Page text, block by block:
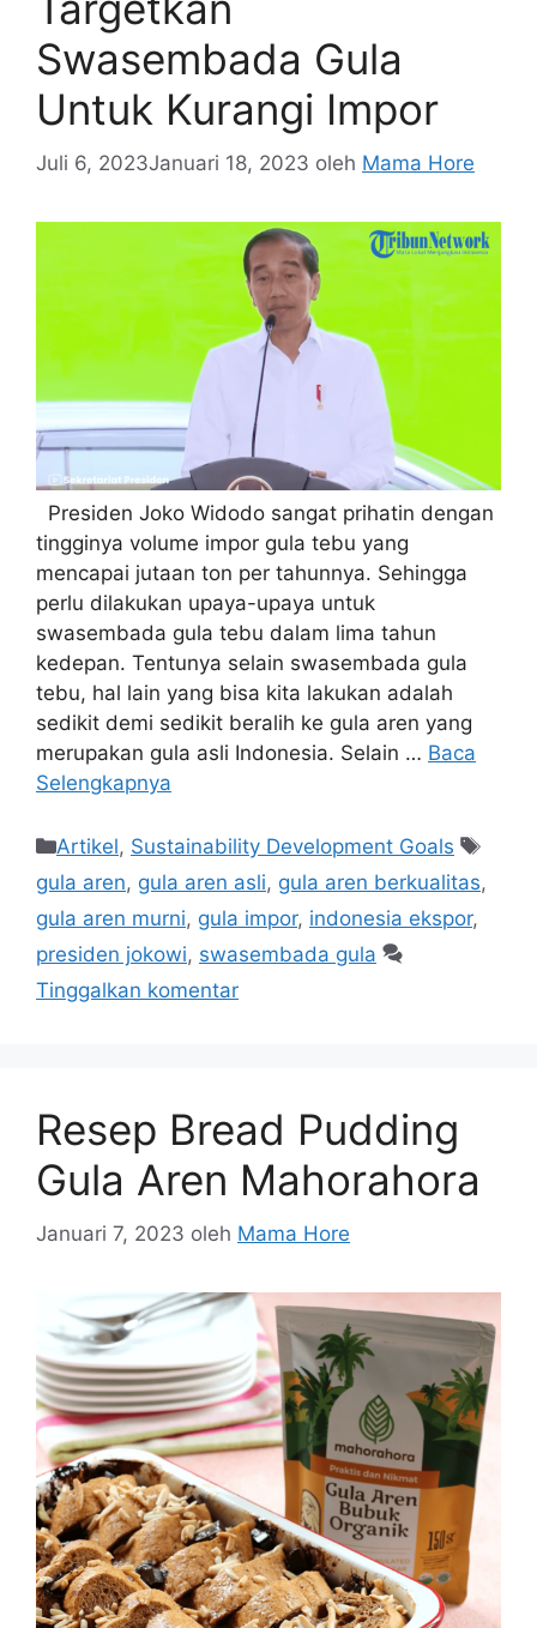
Swasembada Gula
Untuk Kurangi Impor
Juli 6, 2023Januari 18, 2023 oleh Mama Hore
Presiden Joko Widodo sangat prihatin dengan
tingginya volume impor gula tebu yang
mencapai jutaan ton per tahunnya. Sehingga
perlu dilakukan upaya-upaya untuk
swasembada gula tebu dalam lima tahun
kedepan. Tentunya selain swasembada gula
tebu, hal lain yang bisa kita lakukan adalah
sedikit demi sedikit beralih ke gula aren yang
merupakan gula asli Indonesia. Selain … Baca
Selengkapnya
Artikel, Sustainability Development Goals
gula aren, gula aren asli, gula aren berkualitas,
gula aren murni, gula impor, indonesia ekspor,
presiden jokowi, swasembada gula
Tinggalkan komentar
Resep Bread Pudding
Gula Aren Mahorahora
Januari 7, 2023 oleh Mama Hore